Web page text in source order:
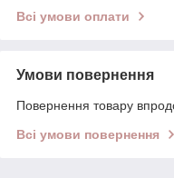
Всі умови оплати
Умови повернення
Повернення товару
Всі умови повернення